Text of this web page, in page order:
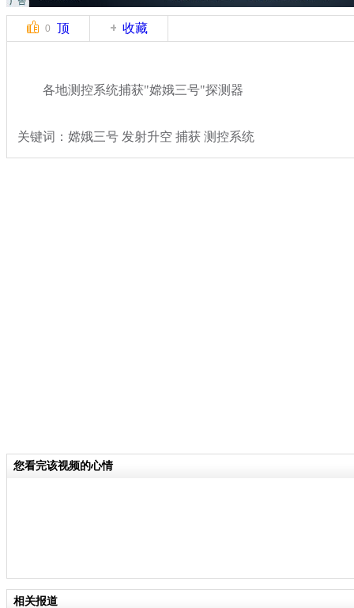
0 顶 收藏
各地测控系统捕获"嫦娥三号"探测器
关键词：嫦娥三号 发射升空 捕获 测控系统
您看完该视频的心情
相关报道